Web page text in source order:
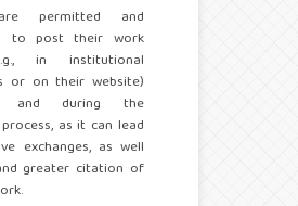
permitted and
to post their work
in institutional
or on their website)
during the
as it can lead
exchanges, as well
greater citation of